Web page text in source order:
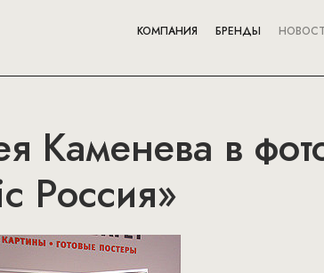
КОМПАНИЯ БРЕНДЫ
Каменева в
Россия»